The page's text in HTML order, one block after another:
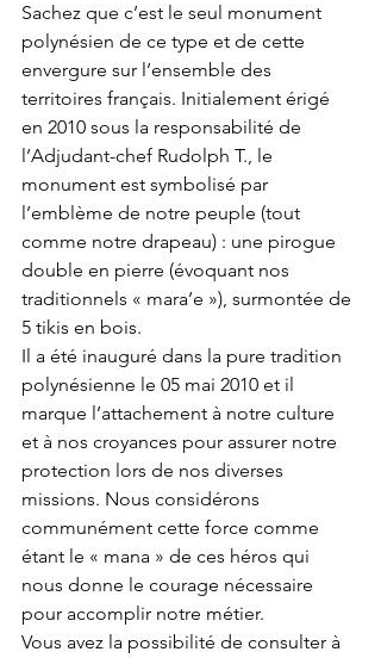
Sachez que c’est le seul monument
polynésien de ce type et de cette
envergure sur l’ensemble des
territoires français. Initialement érigé
en 2010 sous la responsabilité de
l’Adjudant-chef Rudolph T., le
monument est symbolisé par
l’emblème de notre peuple (tout
comme notre drapeau) : une pirogue
double en pierre (évoquant nos
traditionnels « mara’e »), surmontée de
5 tikis en bois.
Il a été inauguré dans la pure tradition
polynésienne le 05 mai 2010 et il
marque l’attachement à notre culture
et à nos croyances pour assurer notre
protection lors de nos diverses
missions. Nous considérons
communément cette force comme
étant le « mana » de ces héros qui
nous donne le courage nécessaire
pour accomplir notre métier.
Vous avez la possibilité de consulter à